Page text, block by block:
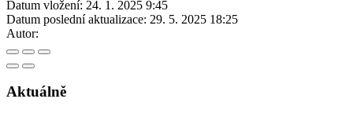
Datum vložení: 24. 1. 2025 9:45
Datum poslední aktualizace: 29. 5. 2025 18:25
Autor:
Aktuálně